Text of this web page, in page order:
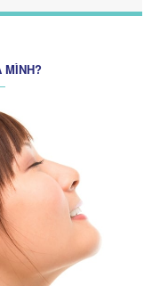
MÌNH?